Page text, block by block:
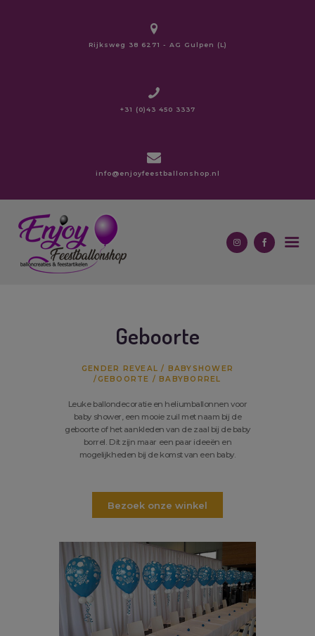
Rijksweg 38 6271 - AG Gulpen (L)
+31 (0)43 450 3337
info@enjoyfeestballonshop.nl
HOME
OVER ONS
BEDRUKKINGEN
CONTACT
Geboorte
GENDER REVEAL / BABYSHOWER
/GEBOORTE / BABYBORREL
Leuke ballondecoratie en heliumballonnen voor
baby shower, een mooie zuil met naam bij de
geboorte of het aankleden van de zaal bij de baby
borrel. Dit zijn maar een paar ideeën en
mogelijkheden bij de komst van een baby.
Bezoek onze winkel